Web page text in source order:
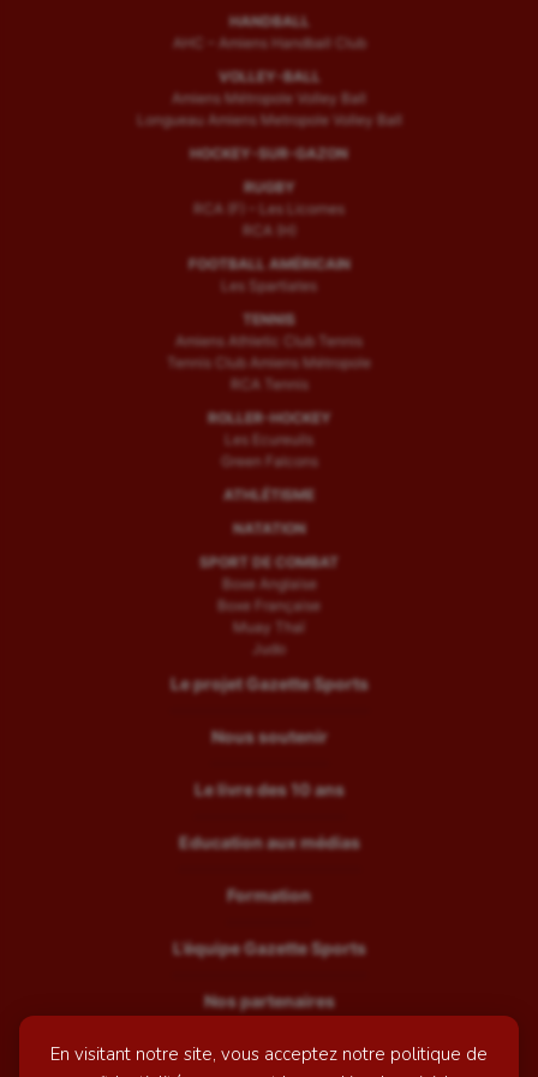
En visitant notre site, vous acceptez notre politique de
Sport handicap
Sport santé
Sport-entreprise
Sport-santé
Ultimate frisbee
HANDBALL
AHC – Amiens Handball Club
VOLLEY-BALL
Amiens Métropole Volley Ball
Longueau Amiens Metropole Volley Ball
HOCKEY-SUR-GAZON
RUGBY
RCA (F) – Les Licornes
RCA (H)
FOOTBALL AMÉRICAIN
Les Spartiates
TENNIS
Amiens Athletic Club Tennis
Tennis Club Amiens Métropole
RCA Tennis
ROLLER-HOCKEY
Les Ecureuils
Green Falcons
ATHLÉTISME
NATATION
SPORT DE COMBAT
Boxe Anglaise
Boxe Française
Muay Thaï
Judo
Le projet Gazette Sports
Nous soutenir
Le livre des 10 ans
Education aux médias
Formation
L’équipe Gazette Sports
Nos partenaires
Recrutement